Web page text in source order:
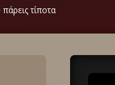
τίποτα